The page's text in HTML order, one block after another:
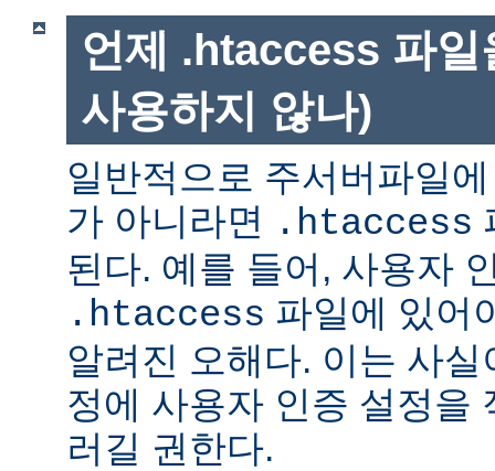
언제 .htaccess 파일
사용하지 않나)
일반적으로 주서버파일
가 아니라면 .htaccess
된다. 예를 들어, 사용자
.htaccess 파일에 있어
알려진 오해다. 이는 사
정에 사용자 인증 설정을
러길 권한다.